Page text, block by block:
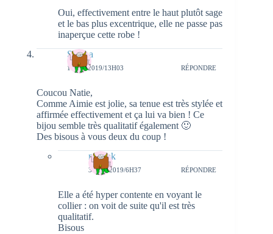
Oui, effectivement entre le haut plutôt sage
et le bas plus excentrique, elle ne passe pas
inaperçue cette robe !
Serena
1 MAI 2019/13H03 RÉPONDRE
Coucou Natie,
Comme Aimie est jolie, sa tenue est très stylée et
affirmée effectivement et ça lui va bien ! Ce
bijou semble très qualitatif également 🙂
Des bisous à vous deux du coup !
natieak
3 MAI 2019/6H37 RÉPONDRE
Elle a été hyper contente en voyant le
collier : on voit de suite qu'il est très
qualitatif.
Bisous